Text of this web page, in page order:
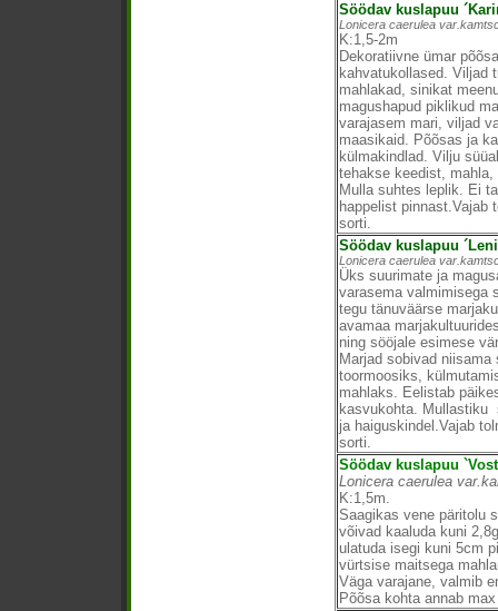
Söödav kuslapuu
Lonicera caerulea
K:1,5-2m
Dekoratiivne ümar
kahvatukollased. Viljad
mahlakad, sinikat
magushapud piklikud
varajasem mari, viljad
maasikaid. Põõsas ja
külmakindlad. Vilju
tehakse keedist,
Mulla suhtes leplik. Ei
happelist pinnast.Vajab
sorti.
Söödav kuslapuu
Lonicera caerulea
Üks suurimate ja
varasema valmimisega
tegu tänuväärse
avamaa
ning sööjale esimese
Marjad sobivad niisama
toormoosiks,
mahlaks. Eelistab
kasvukohta. Mullastiku
ja haiguskindel.Vajab
sorti.
Söödav kuslapuu
Lonicera caerulea
K:1,5m.
Saagikas vene päritolu
võivad kaaluda kuni
ulatuda isegi kuni 5cm
vürtsise maitsega
Väga varajane, valmib
Põõsa kohta annab